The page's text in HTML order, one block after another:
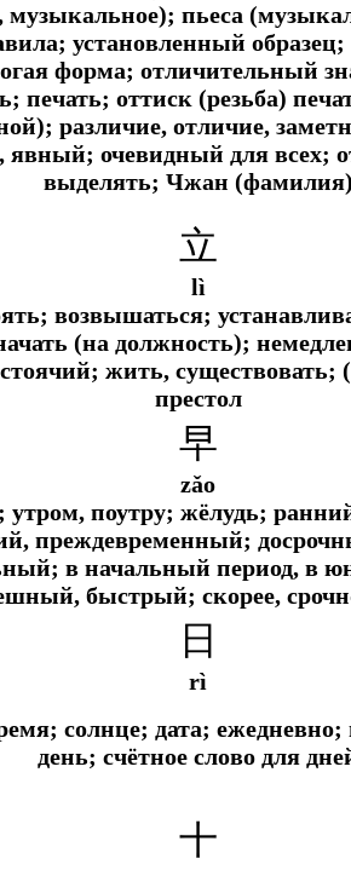
музыкальное); пьеса
установленный
форма; отличительный
печать; оттиск (резьба)
различие, отличие,
явный; очевидный для всех;
выделять; Чжан
立
lì
возвышаться;
(на должность);
жить, существовать;
престол
早
zǎo
утром, поутру; жёлудь;
преждевременный;
в начальный период, в
быстрый; скорее,
日
rì
солнце; дата;
день; счётное слово для
十